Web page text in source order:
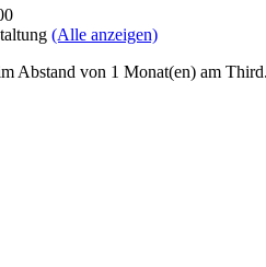
(Alle anzeigen)
Abstand von 1 Monat(en) am